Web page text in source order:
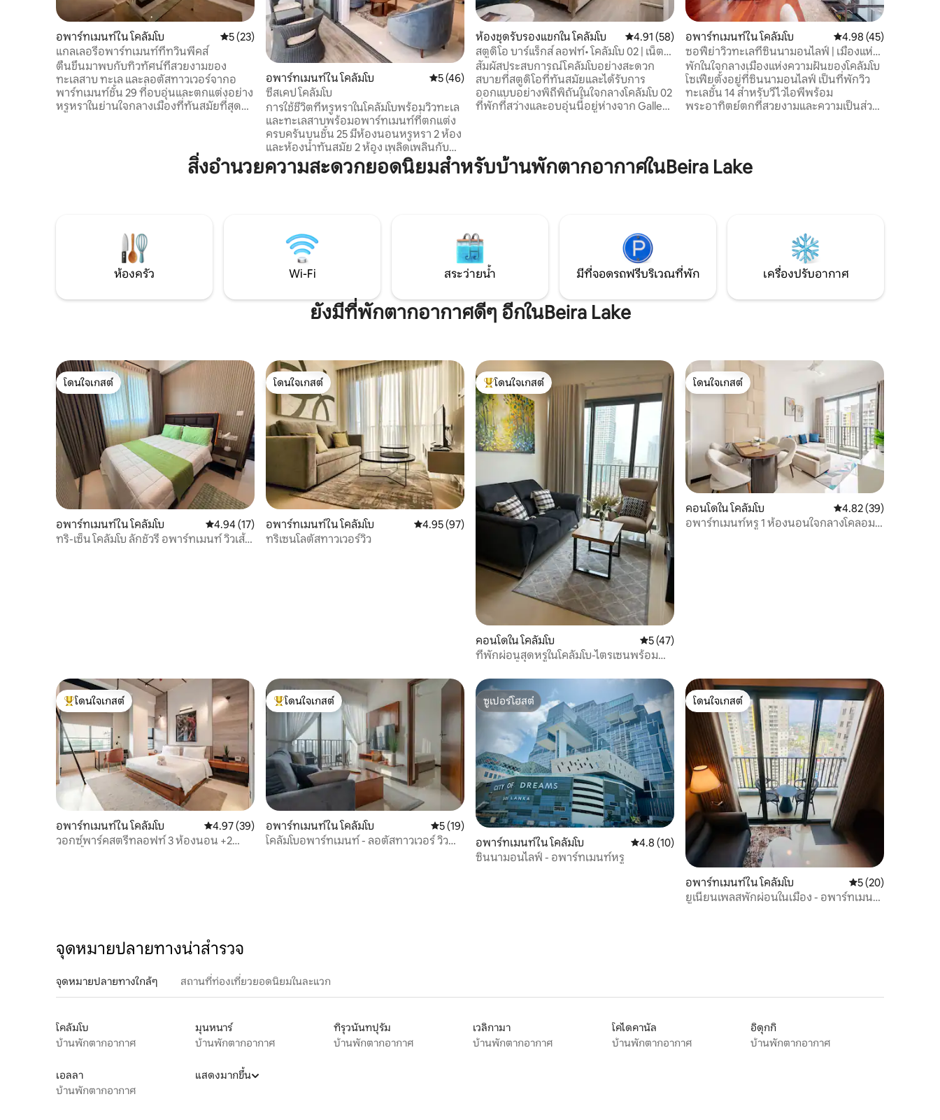
อพาร์ทเมนท์ใน โคลัมโบ คะแนนเฉลี่ย 5 จาก 5, 23 รีวิว
5 (23)
แกลเลอรี่อพาร์ทเมนท์ที่ทวินพีคส์
ตื่นขึ้นมาพบกับทิวทัศน์ที่สวยงามของ
ทะเลสาบ ทะเล และลอตัสทาวเวอร์จากอ
พาร์ทเมนท์ชั้น 29 ที่อบอุ่นและตกแต่งอย่าง
หรูหราในย่านใจกลางเมืองที่ทันสมัยที่สุด
เพลิดเพลินกับงานศิลปะท้องถิ่นที่มีเสน่ห์
ห้องครัวที่มีอุปกรณ์ครบครัน สมาร์ททีวี
กำลังกาย ซาวน่า ห้องโยคะ พื้นที่เล่นสำหรับ
เด็ก ห้องเล่นเกม และศูนย์ธุรกิจ
อพาร์ทเมนท์ใน โคลัมโบ คะแนนเฉลี่ย 5 จาก 5, 46 รีวิว
5 (46)
ซีสเคป โคลัมโบ
การใช้ชีวิตที่หรูหราในโคลัมโบพร้อมวิวทะเล
และทะเลสาบพร้อมอพาร์ทเมนท์ที่ตกแต่ง
ครบครันบนชั้น 25 มีห้องนอนหรูหรา 2 ห้อง
และห้องน้ำทันสมัย 2 ห้อง เพลิดเพลินกับ
ความสะดวกสบายของพื้นที่เตรียมอาหาร
แบบเปิดที่มีอุปกรณ์ครบครันสิ่งอำนวยความ
น่าพื้นที่เล่นสำหรับเด็กฯลฯตั้งอยู่ใกล้สถาน
ที่ท่องเที่ยวยอดนิยมแหล่งช้อปปิ้งและสถาน
บันเทิงยามค่ำคืน เหมาะสำหรับนักเดินทาง
เพื่อธุรกิจและครอบครัว
ห้องชุดรับรองแขกใน โคลัมโบ คะแนนเฉลี่ย 4.91 จาก 5, 58 รีวิว
4.91 (58)
สตูดิโอ บาร์แร็กส์ ลอฟท์• โคลัมโบ 02 | เน็ตฟ
ลิกซ์
สัมผัสประสบการณ์โคลัมโบอย่างสะดวก
สบายที่สตูดิโอที่ทันสมัยและได้รับการ
ออกแบบอย่างพิถีพิถันในใจกลางโคลัมโบ 02
ที่พักที่สว่างและอบอุ่นนี้อยู่ห่างจาก Galle
โอของคุณเอง เหมาะสำหรับคู่รัก นักเดิน
ทางคนเดียว นักธุรกิจ และผู้มาเยือน
คุณภาพ ✔ พักผ่อนได้สบายด้วยห้องน้ำ
ส่วนตัว
อพาร์ทเมนท์ใน โคลัมโบ คะแนนเฉลี่ย 4.98 จาก
4.98 (45)
ซอฟีย่าวิวทะเลที่ซินนามอนไลฟ์ | เมืองแห่ง
ความฝัน
พักในใจกลางเมืองแห่งความฝันของโคลัมโบ
โซเฟียตั้งอยู่ที่ซินนามอนไลฟ์ เป็นที่พักวิว
ทะเลชั้น 14 สำหรับวีไวไอพีพร้อม
พระอาทิตย์ตกที่สวยงามและความเป็นส่วน
พักถึงชอบ: •ระเบียงวิวทะเลส่วนตัว • จากุซ
ซี่ สระว่ายน้ำ ห้องออกกำลังกาย ซาวน่า และ
สิ่งอำนวยความสะดวกยอดนิยมสำหรับบ้านพักตากอากาศในBeira Lake
ห้องครัว Wi-Fi สระว่ายน้ำ มีที่จอดรถฟรีบริเวณที่พัก เครื่องปรับอากาศ
ยังมีที่พักตากอากาศดีๆ อีกในBeira Lake
โดนใจเกสต์
โดนใจเกสต์
อพาร์ทเมนท์ใน โคลัมโบ คะแนนเฉลี่ย 4.94 จาก 5, 17 รีวิว
4.94 (17)
ทริ-เซ็น โคลัมโบ ลักชัวรี อพาร์ทเมนท์ วิวเส้น
โดนใจเกสต์
โดนใจเกสต์
อพาร์ทเมนท์ใน โคลัมโบ คะแนนเฉลี่ย 4.95 จาก 5, 97 รีวิว
4.95 (97)
ทริเซนโลตัสทาวเวอร์วิว
โดนใจเกสต์ที่สุด
โดนใจเกสต์
คอนโดใน โคลัมโบ คะแนนเฉลี่ย 5 จาก 5, 47 รีวิว
5 (47)
ที่พักผ่อนสุดหรูในโคลัมโบ-ไตรเซนพร้อม
โดนใจเกสต์
โดนใจเกสต์
คอนโดใน โคลัมโบ คะแนนเฉลี่ย 4.82 จาก
4.82 (39)
อพาร์ทเมนท์หรู 1 ห้องนอนใจกลางโคลอม
โดนใจเกสต์ที่สุด
โดนใจเกสต์
อพาร์ทเมนท์ใน โคลัมโบ คะแนนเฉลี่ย 4.97 จาก 5, 39 รีวิว
4.97 (39)
วอกซ์พาร์คสตรีทลอฟท์ 3 ห้องนอน +2
โดนใจเกสต์ที่สุด
โดนใจเกสต์
อพาร์ทเมนท์ใน โคลัมโบ คะแนนเฉลี่ย 5 จาก 5, 19 รีวิว
5 (19)
โคลัมโบอพาร์ทเมนท์ - ลอตัสทาวเวอร์ วิว
ซูเปอร์โฮสต์
ซูเปอร์โฮสต์
อพาร์ทเมนท์ใน โคลัมโบ คะแนนเฉลี่ย 4.8 จาก 5, 10 รีวิว
4.8 (10)
ซินนามอนไลฟ์ - อพาร์ทเมนท์หรู
โดนใจเกสต์
โดนใจเกสต์
อพาร์ทเมนท์ใน โคลัมโบ คะแนนเฉลี่ย 5 จาก
5 (20)
ยูเนี่ยนเพลสพักผ่อนในเมือง - อพาร์ทเมนท์
จุดหมายปลายทางน่าสำรวจ
จุดหมายปลายทางใกล้ๆ สถานที่ท่องเที่ยวยอดนิยมในละแวก
โคลัมโบ
บ้านพักตากอากาศ
มุนหนาร์
บ้านพักตากอากาศ
ทิรุวนันทปุรัม
บ้านพักตากอากาศ
เวลิกามา
บ้านพักตากอากาศ
โคไดคานัล
บ้านพักตากอากาศ
อิดุกกิ
บ้านพักตากอากาศ
เอลลา
บ้านพักตากอากาศ
แสดงมากขึ้น